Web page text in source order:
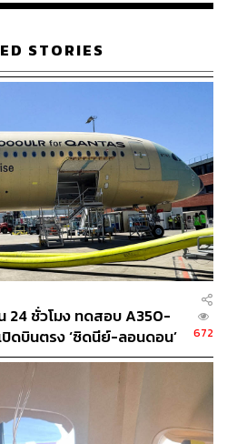
ารความปลอดภัยการขนส่ง
ผลการสอบสวนเบื้องต้นจาก
น (CVR) ที่พบว่ามีเสียง
37 วินาทีหลังจากที่ลูกเรือเร่ง
นื่องไปอีก 25 วินาทีจนกระทั่ง
วลาที่ลูกเรือพยายามอย่างยิ่งที่
รื่องแทบจะไม่ลอยขึ้นจากรันเวย์
เครื่องยนต์ได้หลุดออกไปแล้ว
บัติเหตุของรัฐบาลกลาง
ล่าวน่าจะเป็นการเตือนเรื่อง
ในจังหวะที่เครื่องบินน่าจะมี
ารถยกเลิกการบินขึ้นและหยุด
ว” กุซเซตติ กล่าว “คณะสืบสวน
อียดถึงทางเลือกที่ลูกเรืออาจมี
STORIES
24 ชั่วโมง ทดสอบ A350-
ดบินตรง ‘ซิดนีย์-ลอนดอน’
672